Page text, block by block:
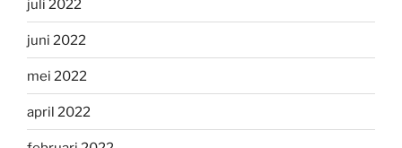
juli 2022
juni 2022
mei 2022
april 2022